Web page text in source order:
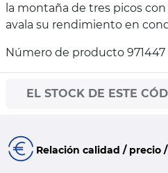
la montaña de tres picos
avala su rendimiento en
Número de producto 971447
EL STOCK DE ESTE
Relación calidad / precio